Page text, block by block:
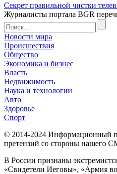
Секрет правильной чистки
Журналисты портала BGR
Новости мира
Происшествия
Общество
Экономика и бизнес
Власть
Недвижимость
Наука и технологии
Авто
Здоровье
Спорт
© 2014-2024 Информационный
претензий со стороны нашего
В России признаны
«Свидетели Иеговы», «Армия